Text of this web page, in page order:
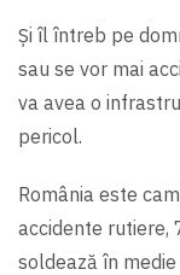
Şi îl întreb pe
sau se vor mai
va avea o
pericol.
România este
accidente rutiere,
soldează în